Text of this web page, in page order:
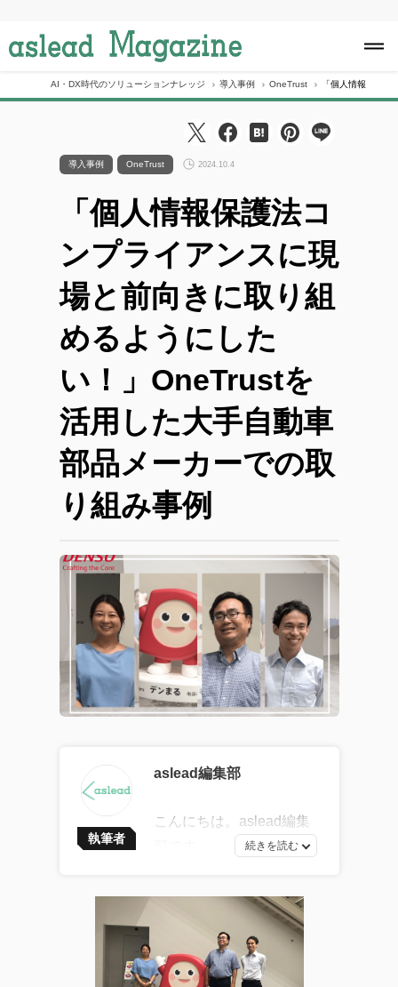
c
AI・DX時代のソリューションナレッジ 導入事例 OneTrust 「個人情報保護
導入事例 OneTrust 2024.10.4
「個人情報保護法コ
ンプライアンスに現
場と前向きに取り組
めるようにした
い！」OneTrustを
活用した大手自動車
部品メーカーでの取
り組み事例
執筆者
aslead編集部
こんにちは。aslead編集
トレンドから、AI・DXツ
ールの効果的な活用法、
企業のITガバナンスの強
化、業務効率化やDX化を